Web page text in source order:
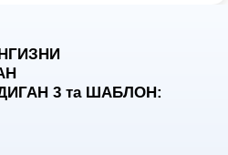
3 таШАБЛОН: